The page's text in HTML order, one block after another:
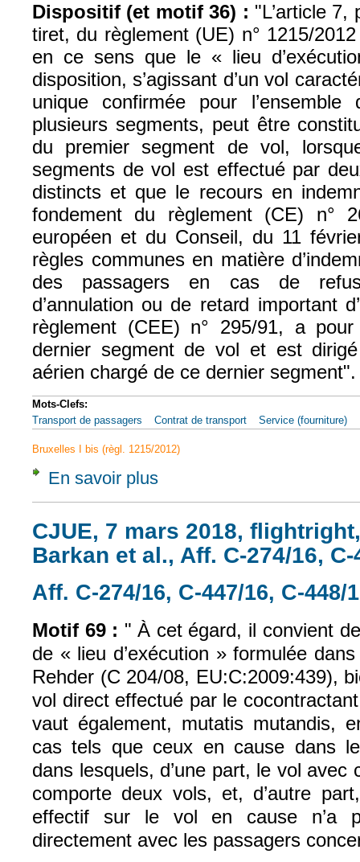
Dispositif (et motif 36) : "L’article
tiret, du règlement (UE) n° 1215/
en ce sens que le « lieu
disposition, s’agissant d’un vol
unique confirmée pour
plusieurs segments, peut être
du premier segment de vol,
segments de vol est effectué par
distincts et que le recours en
fondement du règlement (CE) n°
européen et du Conseil, du 11
règles communes en matière
des passagers en cas de refus
d’annulation ou de retard important
règlement (CEE) n° 295/91, a pour
dernier segment de vol et est
aérien chargé de ce dernier segment".
Mots-Clefs:
Transport de passagers
Contrat de transport Service (fourniture)
Bruxelles I bis (règl. 1215/2012)
En savoir plus
CJUE, 7 mars 2018,
Barkan et al., Aff. C-274/16,
Aff. C-274/16, C-447/16, C-448/
Motif 69 : " À cet égard, il convient
de « lieu d’exécution » formulée
Rehder (C 204/08, EU:C:2009:439),
vol direct effectué par le
vaut également, mutatis mutandis,
cas tels que ceux en cause dans
dans lesquels, d’une part, le vol avec
comporte deux vols, et, d’autre
effectif sur le vol en cause n’a
directement avec les passagers